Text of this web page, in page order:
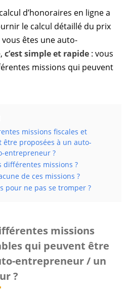
d’honoraires en ligne a
le calcul détaillé du prix
êtes une auto-
c’est simple et rapide : vous
missions qui peuvent
missions fiscales et
proposées à un auto-
entrepreneur ?
différentes missions ?
de ces missions ?
pour ne pas se tromper ?
missions
qui peuvent être
entrepreneur / un
?